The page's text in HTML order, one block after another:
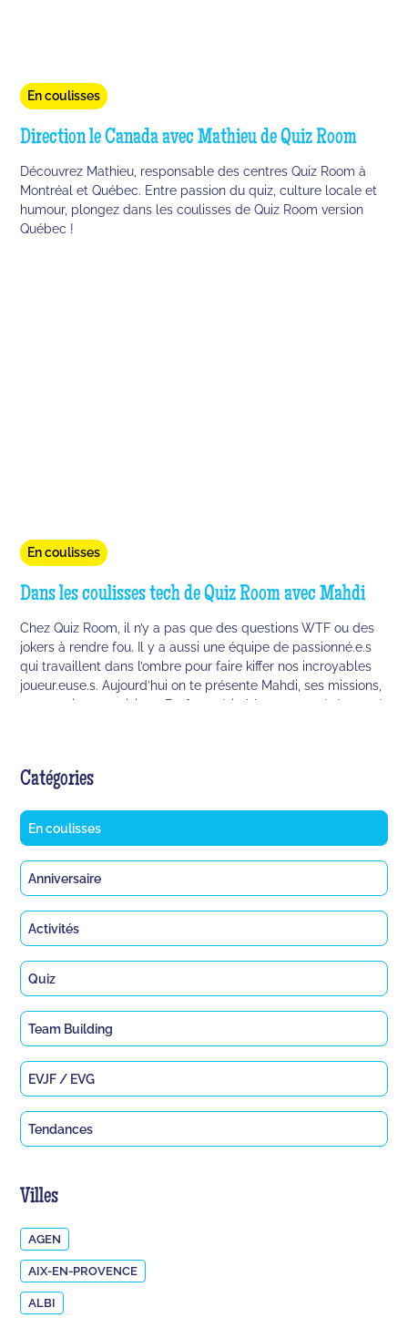
En coulisses
Direction le Canada avec Mathieu de Quiz Room
Découvrez Mathieu, responsable des centres Quiz Room à
Montréal et Québec. Entre passion du quiz, culture locale et
humour, plongez dans les coulisses de Quiz Room version
Québec !
En coulisses
Dans les coulisses tech de Quiz Room avec Mahdi
Chez Quiz Room, il n’y a pas que des questions WTF ou des
jokers à rendre fou. Il y a aussi une équipe de passionné.e.s
qui travaillent dans l’ombre pour faire kiffer nos incroyables
joueur.euse.s. Aujourd’hui on te présente Mahdi, ses missions,
ses passions, sa vision … Bref, un véritable concentré de good
Catégories
En coulisses
Anniversaire
Activités
Quiz
Team Building
EVJF / EVG
Tendances
Villes
AGEN
AIX-EN-PROVENCE
ALBI